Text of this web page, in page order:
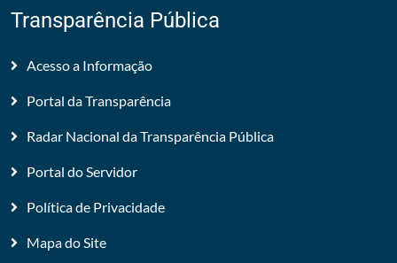
Transparência Pública
Acesso a Informação
Portal da Transparência
Radar Nacional da Transparência Pública
Portal do Servidor
Política de Privacidade
Mapa do Site